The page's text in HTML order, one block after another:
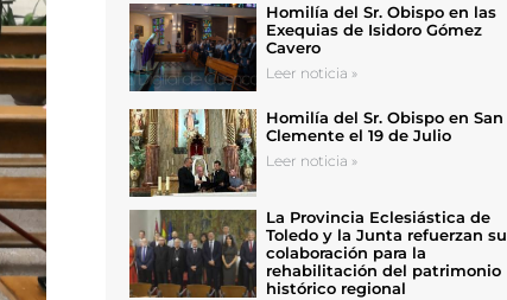
Homilía del Sr. Obispo en las
Exequias de Isidoro Gómez
Cavero
Leer noticia »
Homilía del Sr. Obispo en San
Clemente el 19 de Julio
Leer noticia »
La Provincia Eclesiástica de
Toledo y la Junta refuerzan su
colaboración para la
rehabilitación del patrimonio
histórico regional